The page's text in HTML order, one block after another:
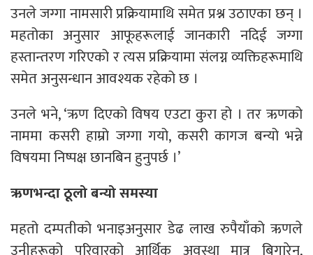
उनले जग्गा नामसारी प्रक्रियामाथि समेत प्रश्न उठाएका छन् ।
महतोका अनुसार आफूहरूलाई जानकारी नदिई जग्गा
हस्तान्तरण गरिएको र त्यस प्रक्रियामा संलग्न व्यक्तिहरूमाथि
समेत अनुसन्धान आवश्यक रहेको छ ।
उनले भने, ‘ऋण दिएको विषय एउटा कुरा हो । तर ऋणको
नाममा कसरी हाम्रो जग्गा गयो, कसरी कागज बन्यो भन्ने
विषयमा निष्पक्ष छानबिन हुनुपर्छ ।’
ऋणभन्दा ठूलो बन्यो समस्या
महतो दम्पतीको भनाइअनुसार डेढ लाख रुपैयाँको ऋणले